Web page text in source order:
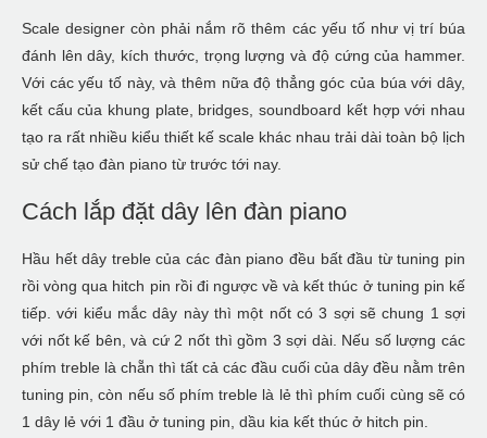
Scale designer còn phải nắm rõ thêm các yếu tố như vị trí búa
đánh lên dây, kích thước, trọng lượng và độ cứng của hammer.
Với các yếu tố này, và thêm nữa độ thẳng góc của búa với dây,
kết cấu của khung plate, bridges, soundboard kết hợp với nhau
tạo ra rất nhiều kiểu thiết kế scale khác nhau trải dài toàn bộ lịch
sử chế tạo đàn piano từ trước tới nay.
Cách lắp đặt dây lên đàn piano
Hầu hết dây treble của các đàn piano đều bất đầu từ tuning pin
rồi vòng qua hitch pin rồi đi ngược về và kết thúc ở tuning pin kế
tiếp. với kiểu mắc dây này thì một nốt có 3 sợi sẽ chung 1 sợi
với nốt kế bên, và cứ 2 nốt thì gồm 3 sợi dài. Nếu số lượng các
phím treble là chẵn thì tất cả các đầu cuối của dây đều nằm trên
tuning pin, còn nếu số phím treble là lẻ thì phím cuối cùng sẽ có
1 dây lẻ với 1 đầu ở tuning pin, dầu kia kết thúc ở hitch pin.